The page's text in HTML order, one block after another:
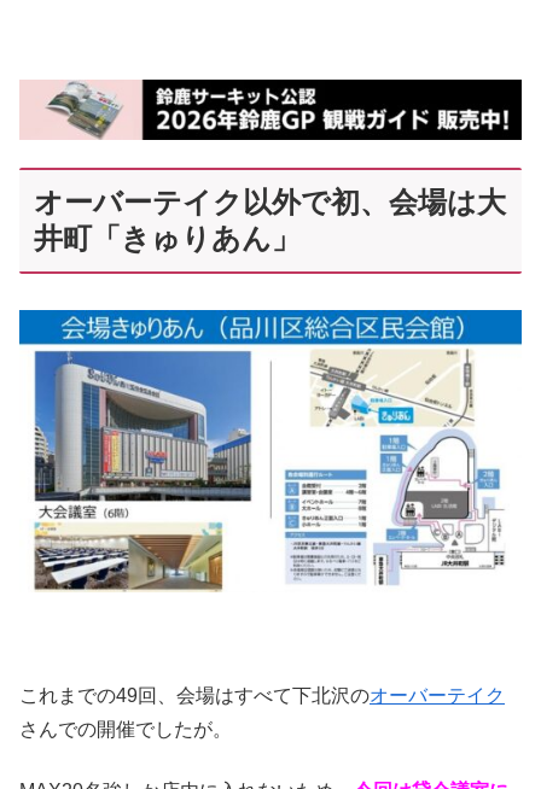
オーバーテイク以外で初、会場は大
井町「きゅりあん」
これまでの49回、会場はすべて下北沢のオーバーテイク
さんでの開催でしたが。